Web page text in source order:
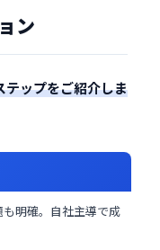
ン
テップをご紹介しま
も明確。自社主導で成